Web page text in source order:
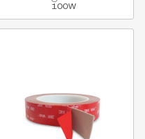
100W